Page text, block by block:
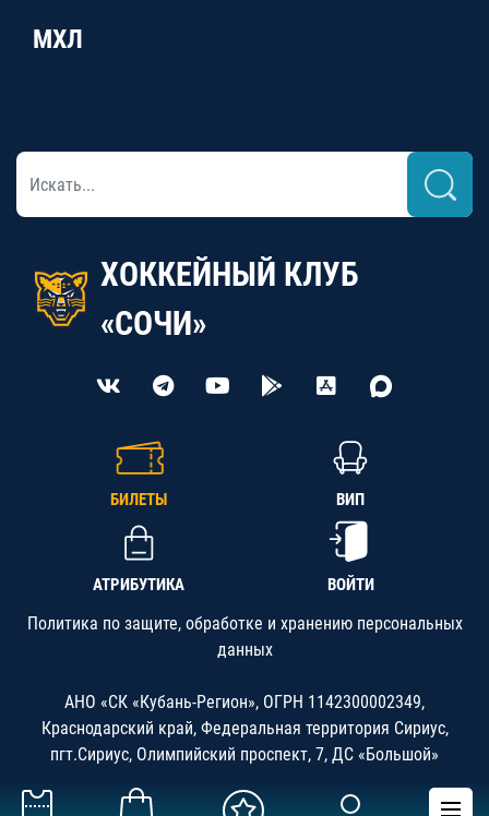
МХЛ
ХОККЕЙНЫЙ КЛУБ
«СОЧИ»
БИЛЕТЫ ВИП
АТРИБУТИКА ВОЙТИ
Политика по защите, обработке и хранению персональных
данных
АНО «СК «Кубань-Регион», ОГРН 1142300002349,
Краснодарский край, Федеральная территория Сириус,
пгт.Сириус, Олимпийский проспект, 7, ДС «Большой»